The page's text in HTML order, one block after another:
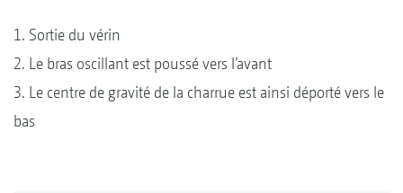
1. Sortie du vérin
2. Le bras oscillant est poussé vers l’avant
3. Le centre de gravité de la charrue est ainsi déporté vers le
bas